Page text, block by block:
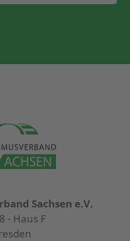
Sachsen e.V.
- Haus F